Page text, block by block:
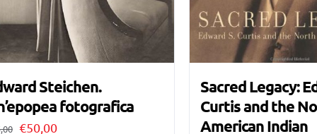
Steichen.
fotografica
Il
€50,00Il
Sacred Legacy:
Curtis and the
American Indian